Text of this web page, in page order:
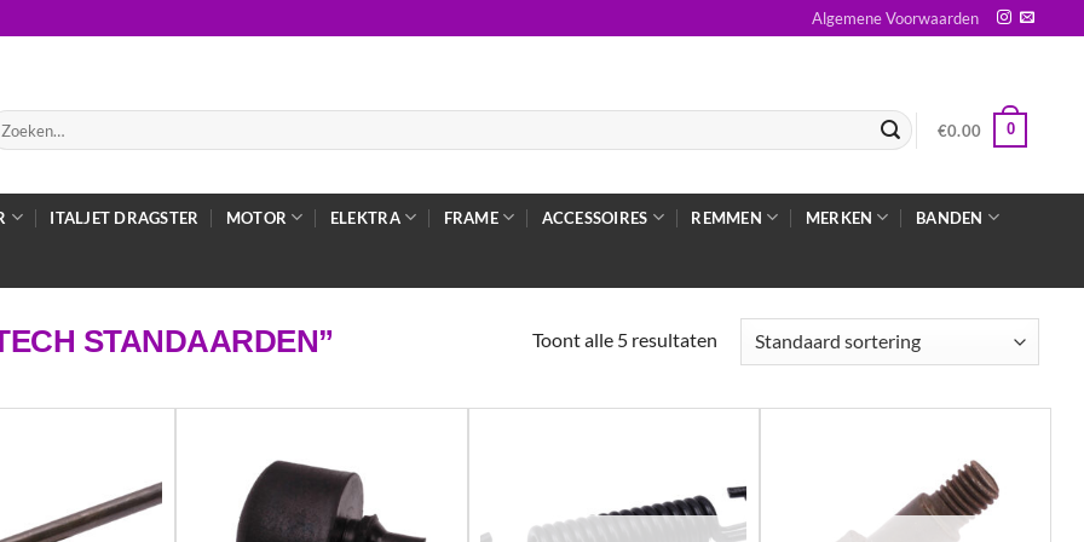
Algemene Voorwaarden
€0.00 0
ITALJET DRAGSTER MOTOR ELEKTRA FRAME ACCESSOIRES REMMEN MERKEN BANDEN
STANDAARDEN” Toont alle 5 resultaten